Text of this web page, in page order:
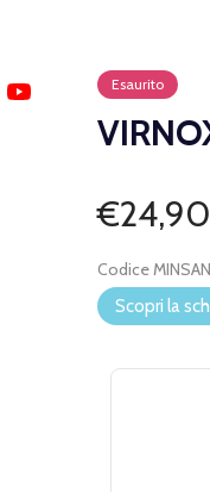
Esaurito
€24,90
Codice
Scopri la